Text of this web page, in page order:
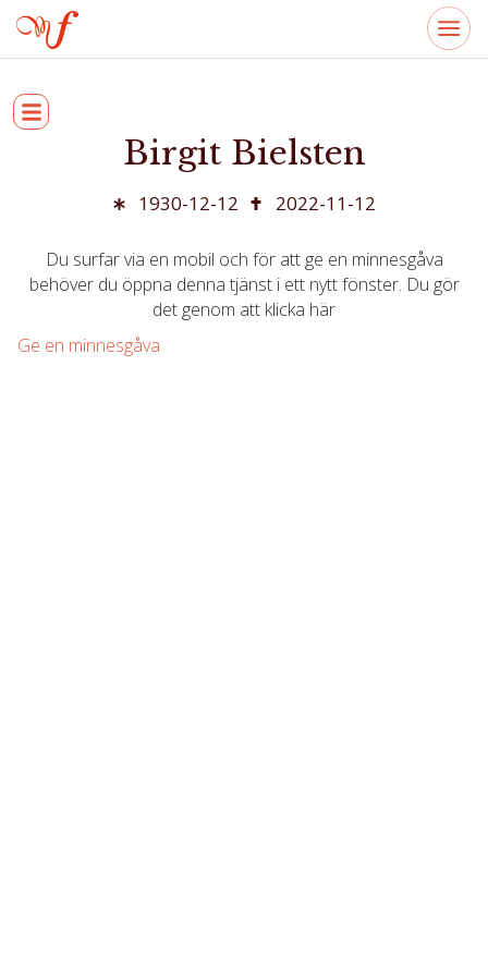
Birgit Bielsten
1930-12-12 2022-11-12
Du surfar via en mobil och för att ge en minnesgåva
behöver du öppna denna tjänst i ett nytt fönster. Du gör
det genom att klicka här
Ge en minnesgåva